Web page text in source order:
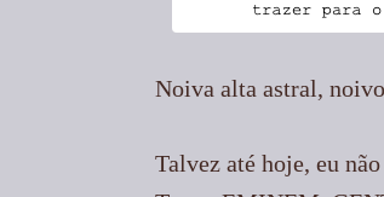
Noiva alta astral,
Talvez até hoje, eu